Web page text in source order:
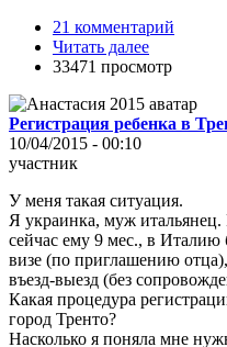
21 комментарий
Читать далее
33471 просмотр
Регистрация ребенка в
10/04/2015 - 00:10
участник
У меня такая ситуация.
Я украинка, муж итальянец.
сейчас ему 9 мес., в Италию
визе (по приглашению
въезд-выезд (без
Какая процедура
город Тренто?
Насколько я поняла мне